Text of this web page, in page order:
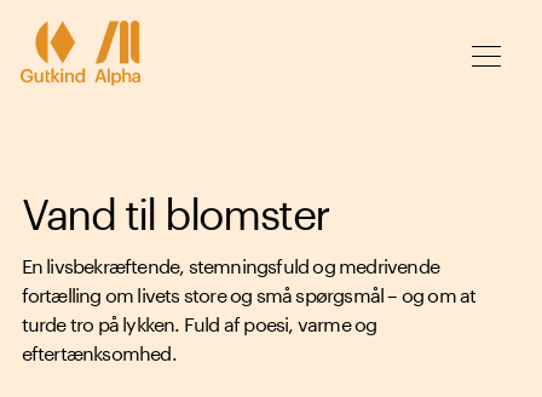
Spring til hovedindhold
Vand til blomster
En livsbekræftende, stemningsfuld og medrivende
fortælling om livets store og små spørgsmål – og om at
turde tro på lykken. Fuld af poesi, varme og
eftertænksomhed.